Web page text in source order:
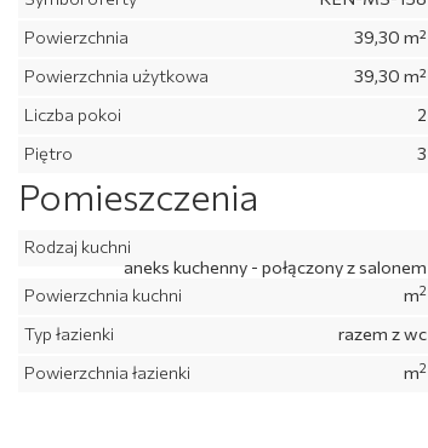
Powierzchnia
39,30 m²
Powierzchnia użytkowa
39,30 m²
Liczba pokoi
2
Piętro
3
Pomieszczenia
Rodzaj kuchni
aneks kuchenny - połączony z salonem
Powierzchnia kuchni
m2
Typ łazienki
razem z wc
Powierzchnia łazienki
m2